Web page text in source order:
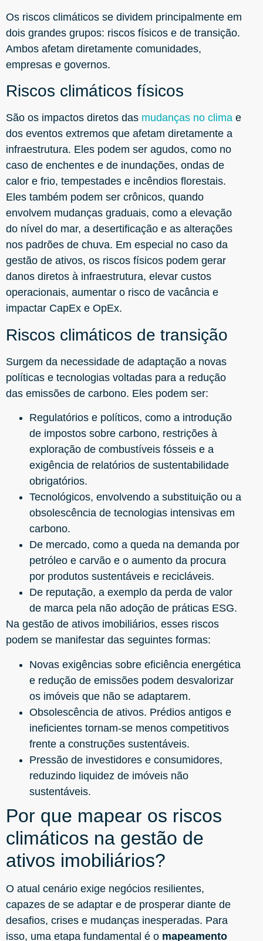
Os riscos climáticos se dividem principalmente em
dois grandes grupos: riscos físicos e de transição.
Ambos afetam diretamente comunidades,
empresas e governos.
Riscos climáticos físicos
São os impactos diretos das mudanças no clima e
dos eventos extremos que afetam diretamente a
infraestrutura. Eles podem ser agudos, como no
caso de enchentes e de inundações, ondas de
calor e frio, tempestades e incêndios florestais.
Eles também podem ser crônicos, quando
envolvem mudanças graduais, como a elevação
do nível do mar, a desertificação e as alterações
nos padrões de chuva. Em especial no caso da
gestão de ativos, os riscos físicos podem gerar
danos diretos à infraestrutura, elevar custos
operacionais, aumentar o risco de vacância e
impactar CapEx e OpEx.
Riscos climáticos de transição
Surgem da necessidade de adaptação a novas
políticas e tecnologias voltadas para a redução
das emissões de carbono. Eles podem ser:
Regulatórios e políticos, como a introdução
de impostos sobre carbono, restrições à
exploração de combustíveis fósseis e a
exigência de relatórios de sustentabilidade
obrigatórios.
Tecnológicos, envolvendo a substituição ou a
obsolescência de tecnologias intensivas em
carbono.
De mercado, como a queda na demanda por
petróleo e carvão e o aumento da procura
por produtos sustentáveis e recicláveis.
De reputação, a exemplo da perda de valor
de marca pela não adoção de práticas ESG.
Na gestão de ativos imobiliários, esses riscos
podem se manifestar das seguintes formas:
Novas exigências sobre eficiência energética
e redução de emissões podem desvalorizar
os imóveis que não se adaptarem.
Obsolescência de ativos. Prédios antigos e
ineficientes tornam-se menos competitivos
frente a construções sustentáveis.
Pressão de investidores e consumidores,
reduzindo liquidez de imóveis não
sustentáveis.
Por que mapear os riscos
climáticos na gestão de
ativos imobiliários?
O atual cenário exige negócios resilientes,
capazes de se adaptar e de prosperar diante de
desafios, crises e mudanças inesperadas. Para
isso, uma etapa fundamental é o mapeamento